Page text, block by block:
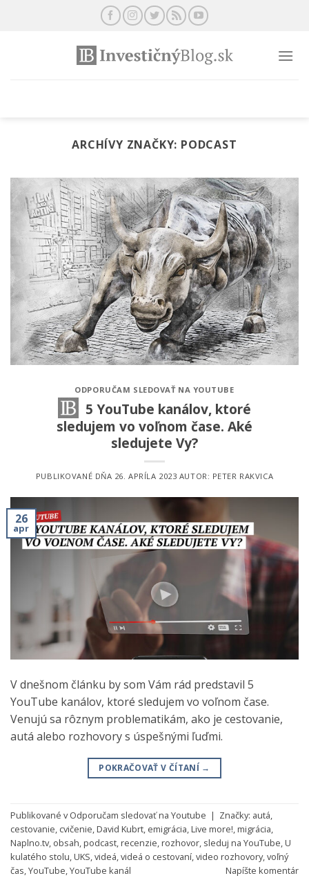
ARCHÍVY ZNAČKY: PODCAST
ODPORUČAM SLEDOVAŤ NA YOUTUBE
5 YouTube kanálov, ktoré
sledujem vo voľnom čase. Aké
sledujete Vy?
PUBLIKOVANÉ DŇA 26. APRÍLA 2023 AUTOR: PETER RAKVICA
26
apr
V dnešnom článku by som Vám rád predstavil 5
YouTube kanálov, ktoré sledujem vo voľnom čase.
Venujú sa rôznym problematikám, ako je cestovanie,
autá alebo rozhovory s úspešnými ľuďmi.
POKRAČOVAŤ V ČÍTANÍ →
Publikované vOdporučam sledovať na Youtube | Značky: autá,
cestovanie, cvičenie,David Kubrt, emigrácia,Live more!,migrácia,
Naplno.tv, obsah,podcast,recenzie,rozhovor, sleduj na YouTube,U
kulatého stolu,UKS,videá,videá o cestovaní,video rozhovory,voľný
čas,YouTube,YouTube kanál Napíšte komentár